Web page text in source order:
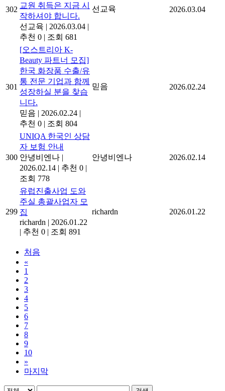
302 교원 취득은 지금 시
작하셔야 합니다.
선교육 | 2026.03.04 |
추천 0 | 조회 681
선교육 2026.03.04
301
[오스트리아 K-
Beauty 파트너 모집]
한국 화장품 수출/유
통 전문 기업과 함께
성장하실 분을 찾습
니다.
믿음 | 2026.02.24 |
추천 0 | 조회 804
믿음 2026.02.24
300
UNIQA 한국인 상담
자 보험 안내
안녕비엔나 |
2026.02.14 | 추천 0 |
조회 778
안녕비엔나 2026.02.14
299
유럽진출사업 도와
주실 총괄사업자 모
집
richardn | 2026.01.22
| 추천 0 | 조회 891
richardn 2026.01.22
처음
«
1
2
3
4
5
6
7
8
9
10
»
마지막